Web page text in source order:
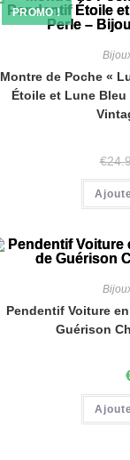
PROMO !
Montre de Poche «
Étoile et Lune Bleu
€
Pendentif Voiture
Guérison